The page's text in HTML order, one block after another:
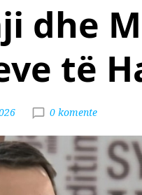
dhe
të
0 komente